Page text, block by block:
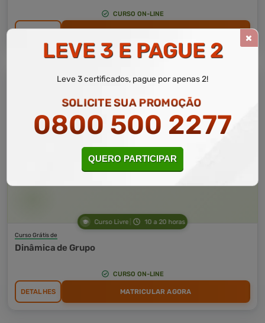
CURSO ON-LINE
DETALHES MATRICULAR AGORA
Curso Livre 10 a 20 horas
Curso Grátis de
Dinâmica de Grupo
CURSO ON-LINE
DETALHES MATRICULAR AGORA
LEVE 3 E PAGUE 2
Leve 3 certificados, pague por apenas 2!
SOLICITE SUA PROMOÇÃO
0800 500 2277
QUERO PARTICIPAR